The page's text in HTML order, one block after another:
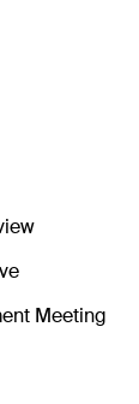
Meeting